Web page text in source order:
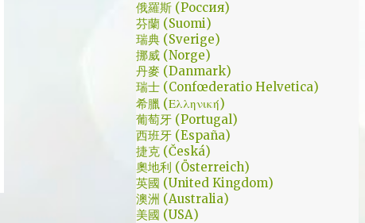
來。這太不韓劇了；接著至安把都俊永代表玩
弄掌心的談判…這倒底是怎麼樣風格的劇集，
難倒是推理劇嗎? 但是主角三兄弟與媽媽的鬥
嘴，這不應該是家庭劇嗎? 說到家庭劇，這部
劇我第一個哭點和男女主角無關，而是在大哥
被罵，媽媽放下便當離開，之後對他微笑的那
場戲。然後我知道，我放不下這部劇了。 但
這編劇藥下的好猛，同一集還不肯放手。結尾
細節就不說了，硬是收的漂亮 - 這麼棒的劇才
第四集，不禁讓我倍感期待，也開始每週期待
上演的時間。 還加了Prison Break的梗，剛好
我就是PB的劇迷呀!!! 這應該是很感人的橋
俄羅斯 (Россия)
芬蘭 (Suomi)
瑞典 (Sverige)
挪威 (Norge)
丹麥 (Danmark)
瑞士 (Confœderatio Helvetica)
希臘 (Ελληνική)
葡萄牙 (Portugal)
西班牙 (España)
捷克 (Česká)
奧地利 (Österreich)
英國 (United Kingdom)
澳洲 (Australia)
美國 (USA)